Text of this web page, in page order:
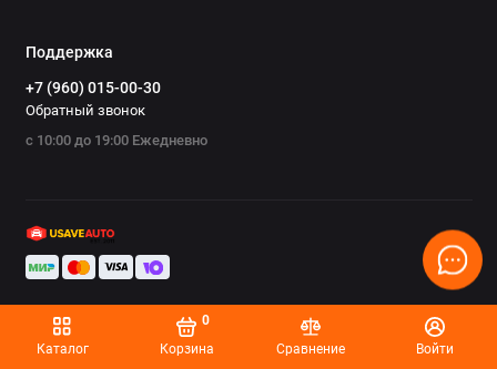
Каталог Корзина
0
Сравнение
Войти
Datsun
Dodge
Dongfeng
Ford
Поддержка
+7 (960) 015-00-30
Обратный звонок
с 10:00 до 19:00 Ежедневно